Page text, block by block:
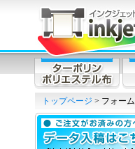
トップページ > フォーム